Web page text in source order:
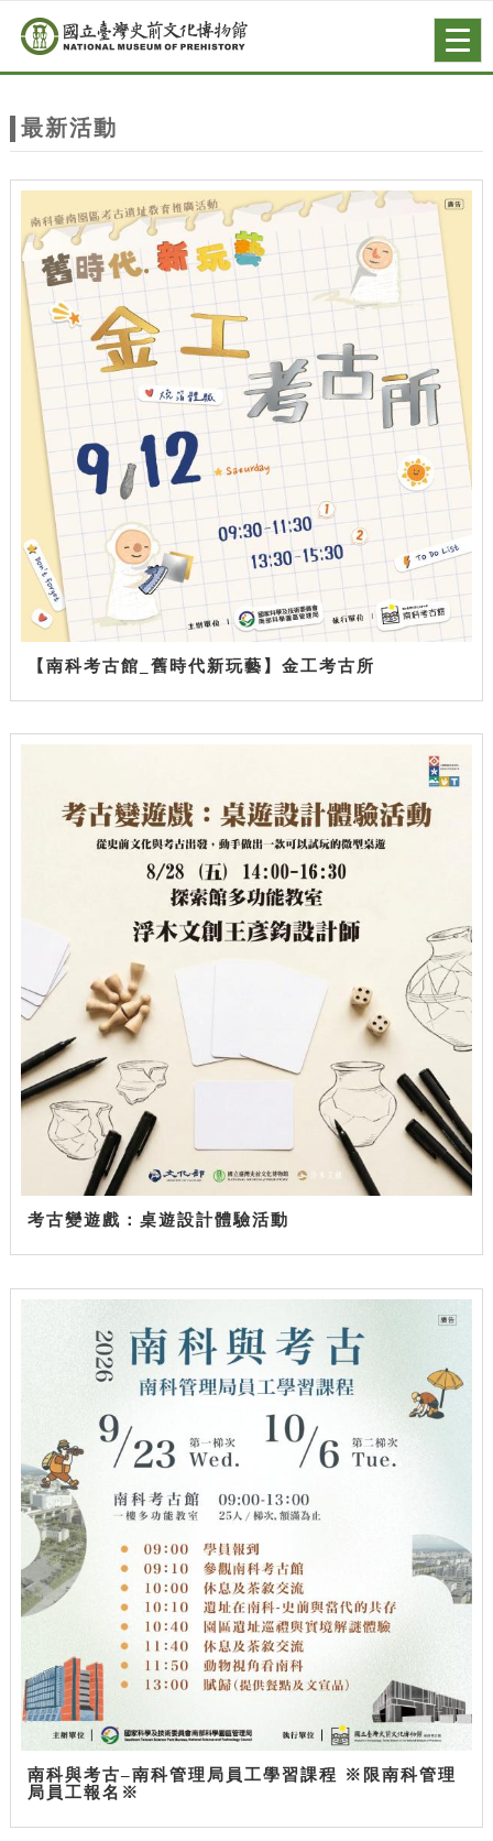
站
主
題
跳到主要內容
網站導覽
最新活動
【南科考古館_舊時代新玩藝】金工考古所
考古變遊戲：桌遊設計體驗活動
南科與考古–南科管理局員工學習課程 ※限南科管理
局員工報名※